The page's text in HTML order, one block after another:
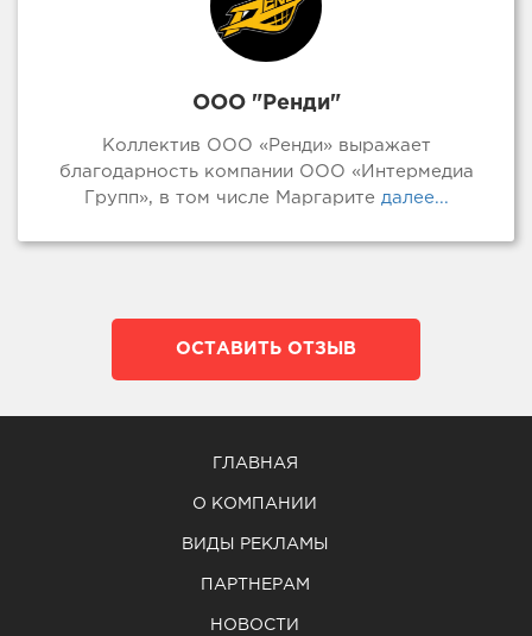
ООО "Ренди"
Коллектив ООО «Ренди» выражает
благодарность компании ООО «Интермедиа
Групп», в том числе Маргарите далее...
ОСТАВИТЬ ОТЗЫВ
ГЛАВНАЯ
О КОМПАНИИ
ВИДЫ РЕКЛАМЫ
ПАРТНЕРАМ
НОВОСТИ